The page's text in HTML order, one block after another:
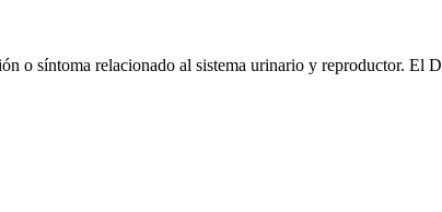
o síntoma relacionado al sistema urinario y reproductor. El